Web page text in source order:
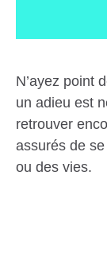
N’ayez point
un adieu est
retrouver
assurés de
ou des vies.